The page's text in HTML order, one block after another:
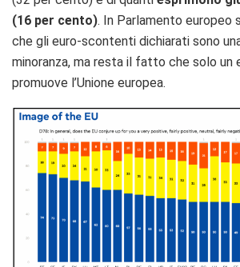
(16 per cento). In Parlamento europeo
che gli euro-scontenti dichiarati sono
minoranza, ma resta il fatto che solo un
promuove l’Unione europea.